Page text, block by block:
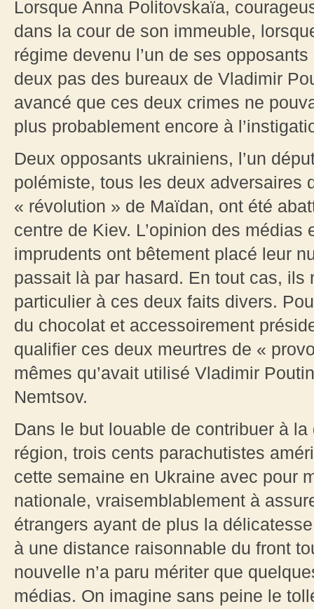
Lorsque Anna Politovskaïa,
dans la cour de son immeuble,
régime devenu l’un de ses
deux pas des bureaux de Vladimir
avancé que ces deux crimes ne
plus probablement encore à
Deux opposants ukrainiens, l’un
polémiste, tous les deux adversaires
« révolution » de Maïdan, ont été
centre de Kiev. L’opinion des
imprudents ont bêtement placé leur
passait là par hasard. En tout cas, ils
particulier à ces deux faits divers.
du chocolat et accessoirement
qualifier ces deux meurtres de «
mêmes qu’avait utilisé Vladimir
Nemtsov.
Dans le but louable de contribuer à
région, trois cents parachutistes
cette semaine en Ukraine avec pour
nationale, vraisemblablement à
étrangers ayant de plus la
à une distance raisonnable du front
nouvelle n’a paru mériter que
médias. On imagine sans peine le